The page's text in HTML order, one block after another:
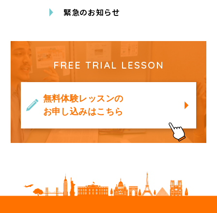
緊急のお知らせ
FREE TRIAL LESSON
無料体験レッスンの
お申し込みはこちら